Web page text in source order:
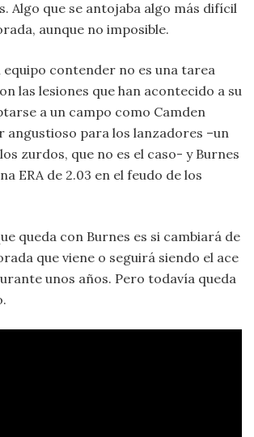
Algo que se antojaba algo más difícil
aunque no imposible.
equipo contender no es una tarea
las lesiones que han acontecido a su
a un campo como Camden
angustioso para los lanzadores –un
zurdos, que no es el caso- y Burnes
ERA de 2.03 en el feudo de los
queda con Burnes es si cambiará de
que viene o seguirá siendo el ace
unos años. Pero todavía queda